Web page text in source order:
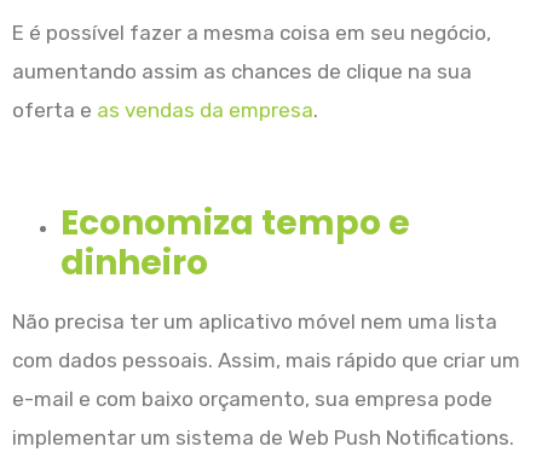
E é possível fazer a mesma coisa em seu negócio,
aumentando assim as chances de clique na sua
oferta e as vendas da empresa.
Economiza tempo e
dinheiro
Não precisa ter um aplicativo móvel nem uma lista
com dados pessoais. Assim, mais rápido que criar um
e-mail e com baixo orçamento, sua empresa pode
implementar um sistema de Web Push Notifications.